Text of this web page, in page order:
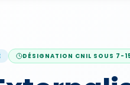
DÉSIGNATION CNIL SOUS 7-